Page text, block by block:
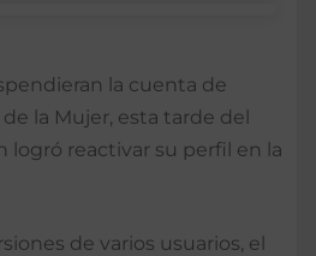
la cuenta de
la Mujer, esta tarde del
logró reactivar su perfil en la
de varios usuarios, el